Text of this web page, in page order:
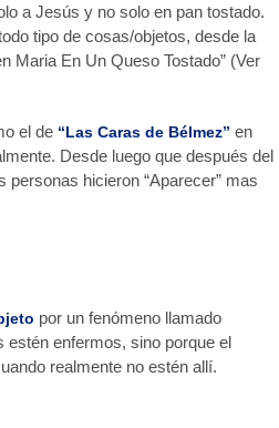
a Jesús y no solo en pan tostado.
tipo de cosas/objetos, desde la
Maria En Un Queso Tostado” (Ver
el de “Las Caras de Bélmez” en
Desde luego que después del
hicieron “Aparecer” mas
por un fenómeno llamado
enfermos, sino porque el
realmente no estén allí.